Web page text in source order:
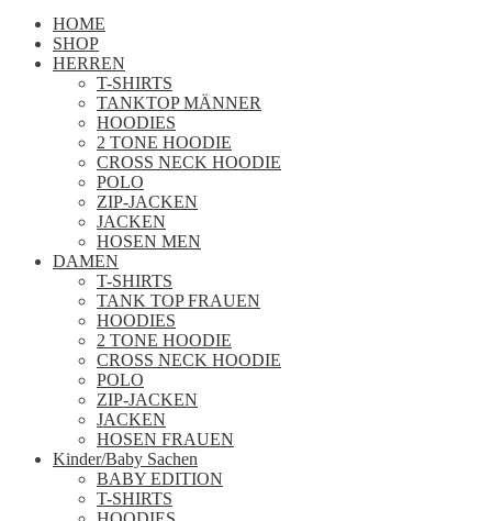
HOME
SHOP
HERREN
T-SHIRTS
TANKTOP MÄNNER
HOODIES
2 TONE HOODIE
CROSS NECK HOODIE
POLO
ZIP-JACKEN
JACKEN
HOSEN MEN
DAMEN
T-SHIRTS
TANK TOP FRAUEN
HOODIES
2 TONE HOODIE
CROSS NECK HOODIE
POLO
ZIP-JACKEN
JACKEN
HOSEN FRAUEN
Kinder/Baby Sachen
BABY EDITION
T-SHIRTS